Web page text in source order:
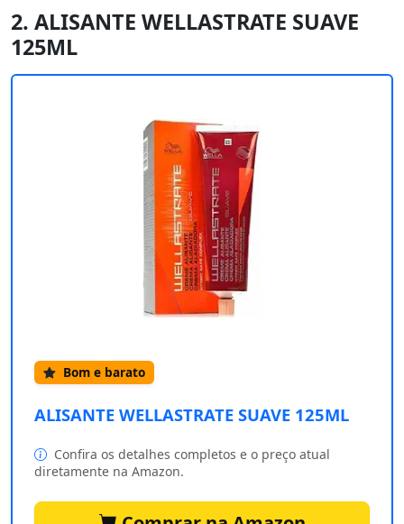
2. ALISANTE WELLASTRATE SUAVE
125ML
Bom e barato
ALISANTE WELLASTRATE SUAVE 125ML
Confira os detalhes completos e o preço atual
diretamente na Amazon.